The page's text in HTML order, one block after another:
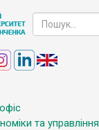
та управління